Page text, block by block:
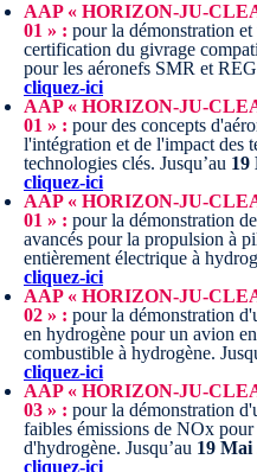
AAP « HORIZON-JU-
01 » : pour la démonstration
certification du givrage
pour les aéronefs SMR et
cliquez-ici
AAP « HORIZON-JU-
01 » : pour des concepts
l'intégration et de l'impact des
technologies clés. Jusqu’au 19
cliquez-ici
AAP « HORIZON-JU-
01 » : pour la démonstration
avancés pour la propulsion à
entièrement électrique à
cliquez-ici
AAP « HORIZON-JU-
02 » : pour la démonstration
en hydrogène pour un avion
combustible à hydrogène.
cliquez-ici
AAP « HORIZON-JU-
03 » : pour la démonstration
faibles émissions de NOx
d'hydrogène. Jusqu’au 19 Mai
cliquez-ici